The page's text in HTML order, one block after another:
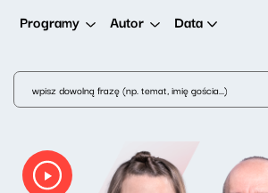
Programy Autor Data